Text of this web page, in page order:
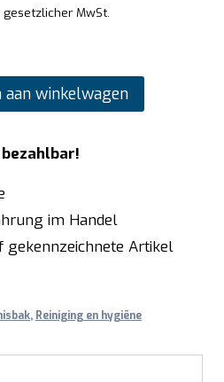
gesetzlicher MwSt.
aan winkelwagen
im Handel
gekennzeichnete Artikel
, Reiniging en hygiëne